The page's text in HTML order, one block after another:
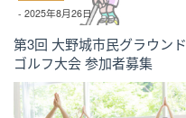
-2025年8月26日
第3回 大野城市民グラウンド
ゴルフ大会 参加者募集